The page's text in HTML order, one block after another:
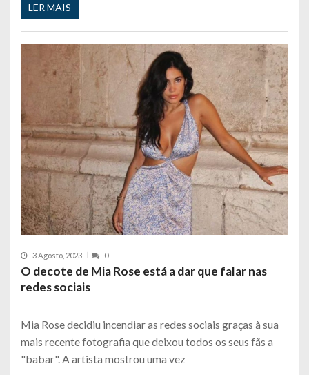
LER MAIS
3 Agosto, 2023 0
O decote de Mia Rose está a dar que falar nas
redes sociais
Mia Rose decidiu incendiar as redes sociais graças à sua
mais recente fotografia que deixou todos os seus fãs a
"babar". A artista mostrou uma vez